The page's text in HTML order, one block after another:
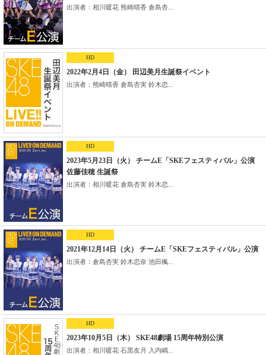
出演者：相川暖花 熊崎晴香 倉島杏...
HD
2022年2月4日（金） 田辺美月生誕祭イベント
出演者：熊崎晴香 倉島杏実 鈴木恋...
HD
2023年5月23日（火） チームE「SKEフェスティバル」公演
佐藤佳穂 生誕祭
出演者：相川暖花 倉島杏実 鈴木恋...
HD
2021年12月14日（火） チームE「SKEフェスティバル」公演
出演者：倉島杏実 鈴木恋奈 池田楓...
HD
2023年10月5日（木） SKE48劇場 15周年特別公演
出演者：相川暖花 石黒友月 入内嶋...